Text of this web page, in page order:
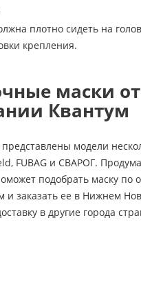
плотно сидеть на
крепления.
маски от
Квантум
модели
FUBAG и СВАРОГ.
подобрать маску по
и заказать ее в Нижнем
в другие города